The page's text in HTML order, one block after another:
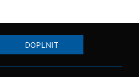
DOPLNIT